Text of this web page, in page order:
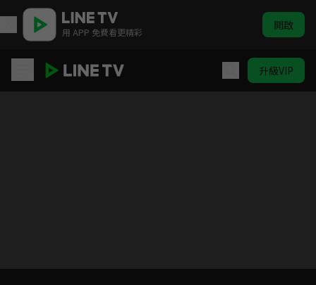
用 APP 免費看更精彩 開啟
升級VIP